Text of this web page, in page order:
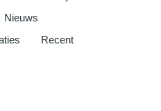
Nieuws
Recent